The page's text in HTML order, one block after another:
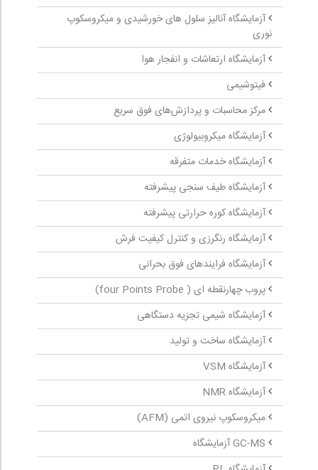
آزمایشگاه آنالیز سلول های خورشیدی و میکروسکوپ
نوری
آزمایشگاه ارتعاشات و انفجار هوا
فیتوشیمی
مرکز محاسبات و پردازش‌های فوق سریع
آزمایشگاه میکروبیولوژی
آزمایشگاه خدمات متفرقه
آزمایشگاه طیف سنجی پیشرفته
آزمایشگاه کوره حرارتی پیشرفته
آزمایشگاه رنگرزی و کنترل کیفیت فرش
آزمایشگاه فرایندهای فوق بحرانی
پروب چهارنقطه ‏ای ( four Points Probe)
آزمایشگاه شیمی تجزیه دستگاهی
آزمایشگاه ساخت و تولید
آزمایشگاه VSM
آزمایشگاه NMR
میکروسکوپ نیروی اتمی (AFM)
GC-MS آزمایشگاه